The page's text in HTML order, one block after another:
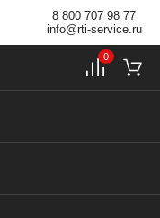
8 800 707 98 77
info@rti-service.ru
0